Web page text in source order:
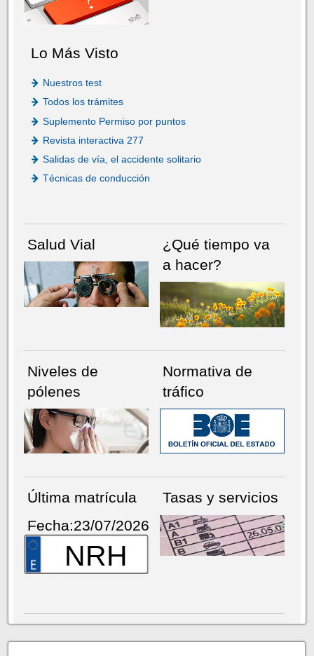
Lo Más Visto
Nuestros test
Todos los trámites
Suplemento Permiso por puntos
Revista interactiva 277
Salidas de vía, el accidente solitario
Técnicas de conducción
Salud Vial
¿Qué tiempo va
a hacer?
Niveles de
pólenes
Normativa de
tráfico
Última matrícula
Fecha:23/07/2026
NRH
Tasas y servicios